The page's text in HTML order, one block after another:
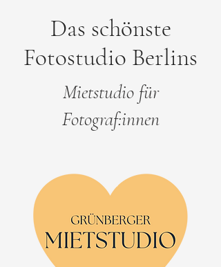
Das schönste
Fotostudio Berlins
Mietstudio für
Fotograf:innen